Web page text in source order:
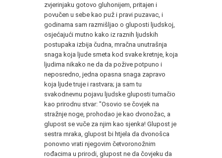
zvjerinjaku gotovo gluhonijem, pritajen i
povučen u sebe kao puž i pravi puzavac, i
godinama sam razmišljao o gluposti ljudskoj,
osjećajući mutno kako iz raznih ljudskih
postupaka izbija čudna, mračna unutrašnja
snaga koja ljude smeta kod svake kretnje, koja
ljudima nikako ne da da požive potpuno i
neposredno, jedna opasna snaga zapravo
koja ljude truje i rastvara; ja sam tu
svakodnevnu pojavu ljudske gluposti tumačio
kao prirodnu stvar: "Osovio se čovjek na
stražnje noge, prohodao je kao dvonožac, a
glupost se vuče za njim kao sjenka! Glupost je
sestra mraka, glupost bi htjela da dvonošca
ponovno vrati njegovim četvoronožnim
rođacima u prirodi, glupost ne da čovjeku da